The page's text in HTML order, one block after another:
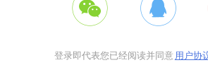
登录即代表您已经阅读并同意用户协议